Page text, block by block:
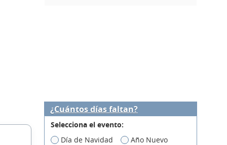
¿Cuántos días faltan?
Selecciona el evento:
Día de Navidad
Año Nuevo